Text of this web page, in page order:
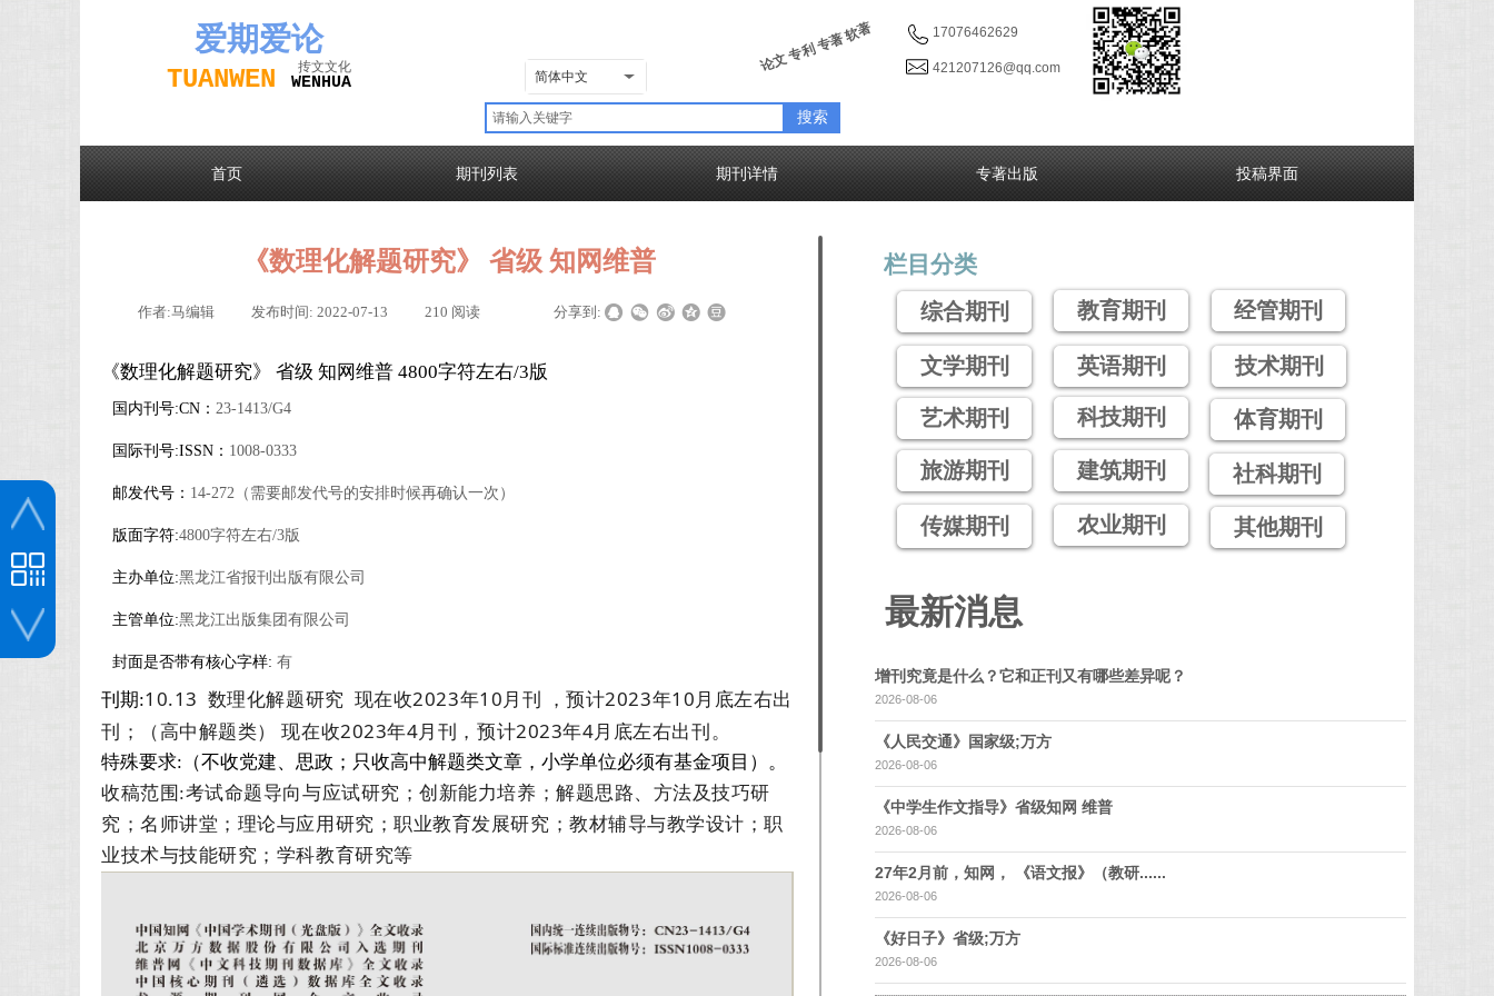
爱期爱论
TUANWEN WENHUA
17076462629
421207126@qq.com
抟文文化
简体中文
论文 专利 专著 软著
搜索
首页 期刊列表 期刊详情 专著出版 投稿界面
文学期刊
栏目分类
综合期刊
艺术期刊
旅游期刊
传媒期刊
教育期刊
英语期刊
科技期刊
建筑期刊
农业期刊
经管期刊
技术期刊
体育期刊
社科期刊
其他期刊
《数理化解题研究》 省级 知网维普
作者:马编辑 发布时间: 2022-07-13 210 阅读 分享到:
《数理化解题研究》 省级 知网维普 4800字符左右/3版
国内刊号:CN： 23-1413/G4
国际刊号:ISSN： 1008-0333
邮发代号： 14-272（需要邮发代号的安排时候再确认一次）
版面字符:4800字符左右/3版
主办单位:黑龙江省报刊出版有限公司
主管单位:黑龙江出版集团有限公司
封面是否带有核心字样: 有
刊期:10.13 数理化解题研究 现在收2023年10月刊 ，预计2023年10月底左右出
刊；（高中解题类） 现在收2023年4月刊，预计2023年4月底左右出刊。
特殊要求:（不收党建、思政；只收高中解题类文章，小学单位必须有基金项目）。
收稿范围:考试命题导向与应试研究；创新能力培养；解题思路、方法及技巧研
究；名师讲堂；理论与应用研究；职业教育发展研究；教材辅导与教学设计；职
业技术与技能研究；学科教育研究等
最新消息
增刊究竟是什么？它和正刊又有哪些差异呢？
2026-08-06
《人民交通》国家级;万方
2026-08-06
《中学生作文指导》省级知网 维普
2026-08-06
27年2月前，知网， 《语文报》（教研......
2026-08-06
《好日子》省级;万方
2026-08-06
关注公众号